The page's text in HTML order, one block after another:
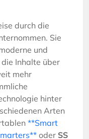
durch die
Sie
und
Inhalte über
mehr
hinter
Arten
**Smart
oder SS